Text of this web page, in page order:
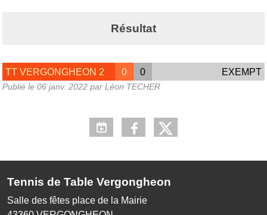
Résultat
TT VERGONGHEON 2 0 0 EXEMPT
Publié le 06 janv. 2022 par Léon TECHER
Tennis de Table Vergongheon
Salle des fêtes place de la Mairie